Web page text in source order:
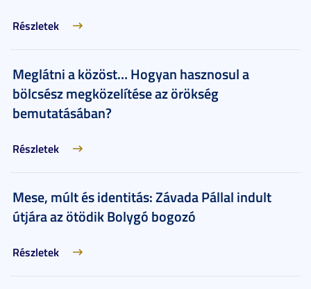
Részletek
Meglátni a közöst… Hogyan hasznosul a
bölcsész megközelítése az örökség
bemutatásában?
Részletek
Mese, múlt és identitás: Závada Pállal indult
útjára az ötödik Bolygó bogozó
Részletek